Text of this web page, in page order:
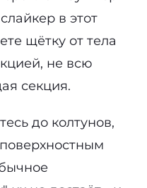
в этот
щётку от тела
не всю
секция.
до колтунов,